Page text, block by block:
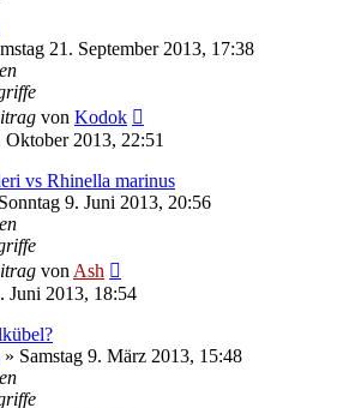
21. September 2013, 17:38
von Kodok
2013, 22:51
vs Rhinella marinus
9. Juni 2013, 20:56
von Ash
Juni 2013, 18:54
» Samstag 9. März 2013, 15:48